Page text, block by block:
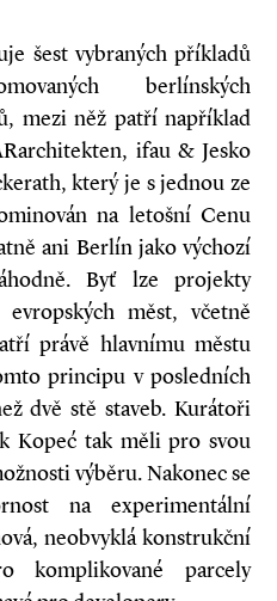
šest vybraných příkladů
berlínských
mezi něž patří například
ifau & Jesko
který je s jednou ze
na letošní Cenu
ani Berlín jako výchozí
Byť lze projekty
měst, včetně
právě hlavnímu městu
principu v posledních
dvě stě staveb. Kurátoři
Kopeć tak měli pro svou
výběru. Nakonec se
na experimentální
neobvyklá konstrukční
komplikované parcely